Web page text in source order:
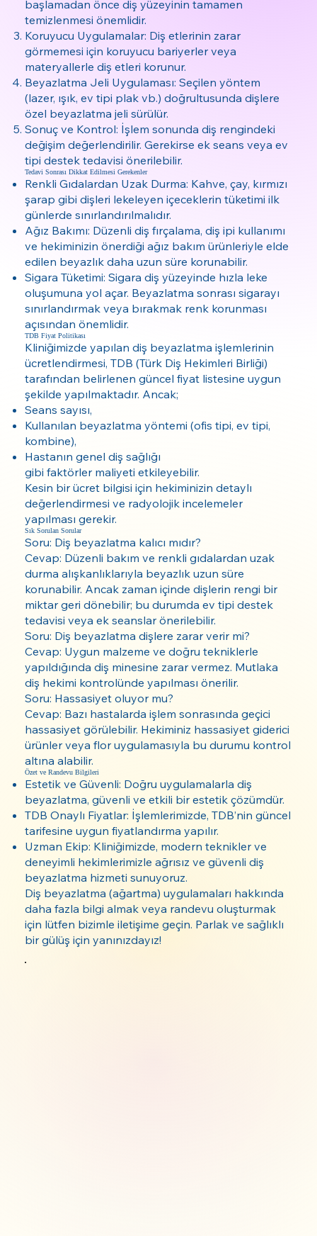
başlamadan önce diş yüzeyinin tamamen
temizlenmesi önemlidir.
Koruyucu Uygulamalar: Diş etlerinin zarar
görmemesi için koruyucu bariyerler veya
materyallerle diş etleri korunur.
Beyazlatma Jeli Uygulaması: Seçilen yöntem
(lazer, ışık, ev tipi plak vb.) doğrultusunda dişlere
özel beyazlatma jeli sürülür.
Sonuç ve Kontrol: İşlem sonunda diş rengindeki
değişim değerlendirilir. Gerekirse ek seans veya ev
tipi destek tedavisi önerilebilir.
Tedavi Sonrası Dikkat Edilmesi Gerekenler
Renkli Gıdalardan Uzak Durma: Kahve, çay, kırmızı
şarap gibi dişleri lekeleyen içeceklerin tüketimi ilk
günlerde sınırlandırılmalıdır.
Ağız Bakımı: Düzenli diş fırçalama, diş ipi kullanımı
ve hekiminizin önerdiği ağız bakım ürünleriyle elde
edilen beyazlık daha uzun süre korunabilir.
Sigara Tüketimi: Sigara diş yüzeyinde hızla leke
oluşumuna yol açar. Beyazlatma sonrası sigarayı
sınırlandırmak veya bırakmak renk korunması
açısından önemlidir.
TDB Fiyat Politikası
Kliniğimizde yapılan diş beyazlatma işlemlerinin
ücretlendirmesi, TDB (Türk Diş Hekimleri Birliği)
tarafından belirlenen güncel fiyat listesine uygun
şekilde yapılmaktadır. Ancak;
Seans sayısı,
Kullanılan beyazlatma yöntemi (ofis tipi, ev tipi,
kombine),
Hastanın genel diş sağlığı
gibi faktörler maliyeti etkileyebilir.
Kesin bir ücret bilgisi için hekiminizin detaylı
değerlendirmesi ve radyolojik incelemeler
yapılması gerekir.
Sık Sorulan Sorular
Soru: Diş beyazlatma kalıcı mıdır?
Cevap: Düzenli bakım ve renkli gıdalardan uzak
durma alışkanlıklarıyla beyazlık uzun süre
korunabilir. Ancak zaman içinde dişlerin rengi bir
miktar geri dönebilir; bu durumda ev tipi destek
tedavisi veya ek seanslar önerilebilir.
Soru: Diş beyazlatma dişlere zarar verir mi?
Cevap: Uygun malzeme ve doğru tekniklerle
yapıldığında diş minesine zarar vermez. Mutlaka
diş hekimi kontrolünde yapılması önerilir.
Soru: Hassasiyet oluyor mu?
Cevap: Bazı hastalarda işlem sonrasında geçici
hassasiyet görülebilir. Hekiminiz hassasiyet giderici
ürünler veya flor uygulamasıyla bu durumu kontrol
altına alabilir.
Özet ve Randevu Bilgileri
Estetik ve Güvenli: Doğru uygulamalarla diş
beyazlatma, güvenli ve etkili bir estetik çözümdür.
TDB Onaylı Fiyatlar: İşlemlerimizde, TDB’nin güncel
tarifesine uygun fiyatlandırma yapılır.
Uzman Ekip: Kliniğimizde, modern teknikler ve
deneyimli hekimlerimizle ağrısız ve güvenli diş
beyazlatma hizmeti sunuyoruz.
Diş beyazlatma (ağartma) uygulamaları hakkında
daha fazla bilgi almak veya randevu oluşturmak
için lütfen bizimle iletişime geçin. Parlak ve sağlıklı
bir gülüş için yanınızdayız!